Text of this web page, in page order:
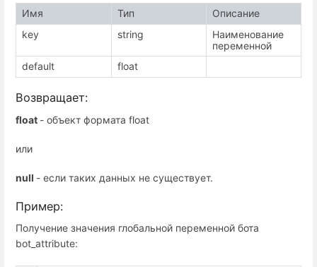
Имя Тип
Описание
key
string
Наименование
переменной
default
float
Возвращает:
float - объект формата float
или
null - если таких данных не существует.
Пример:
Получение значения глобальной переменной бота
bot_attribute: